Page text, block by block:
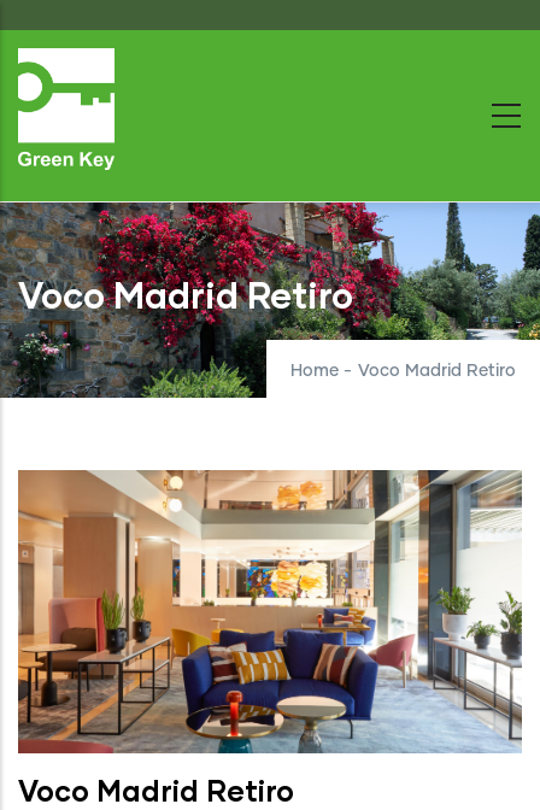
to
main
Voco Madrid Retiro
Home - Voco Madrid Retiro
Voco Madrid Retiro